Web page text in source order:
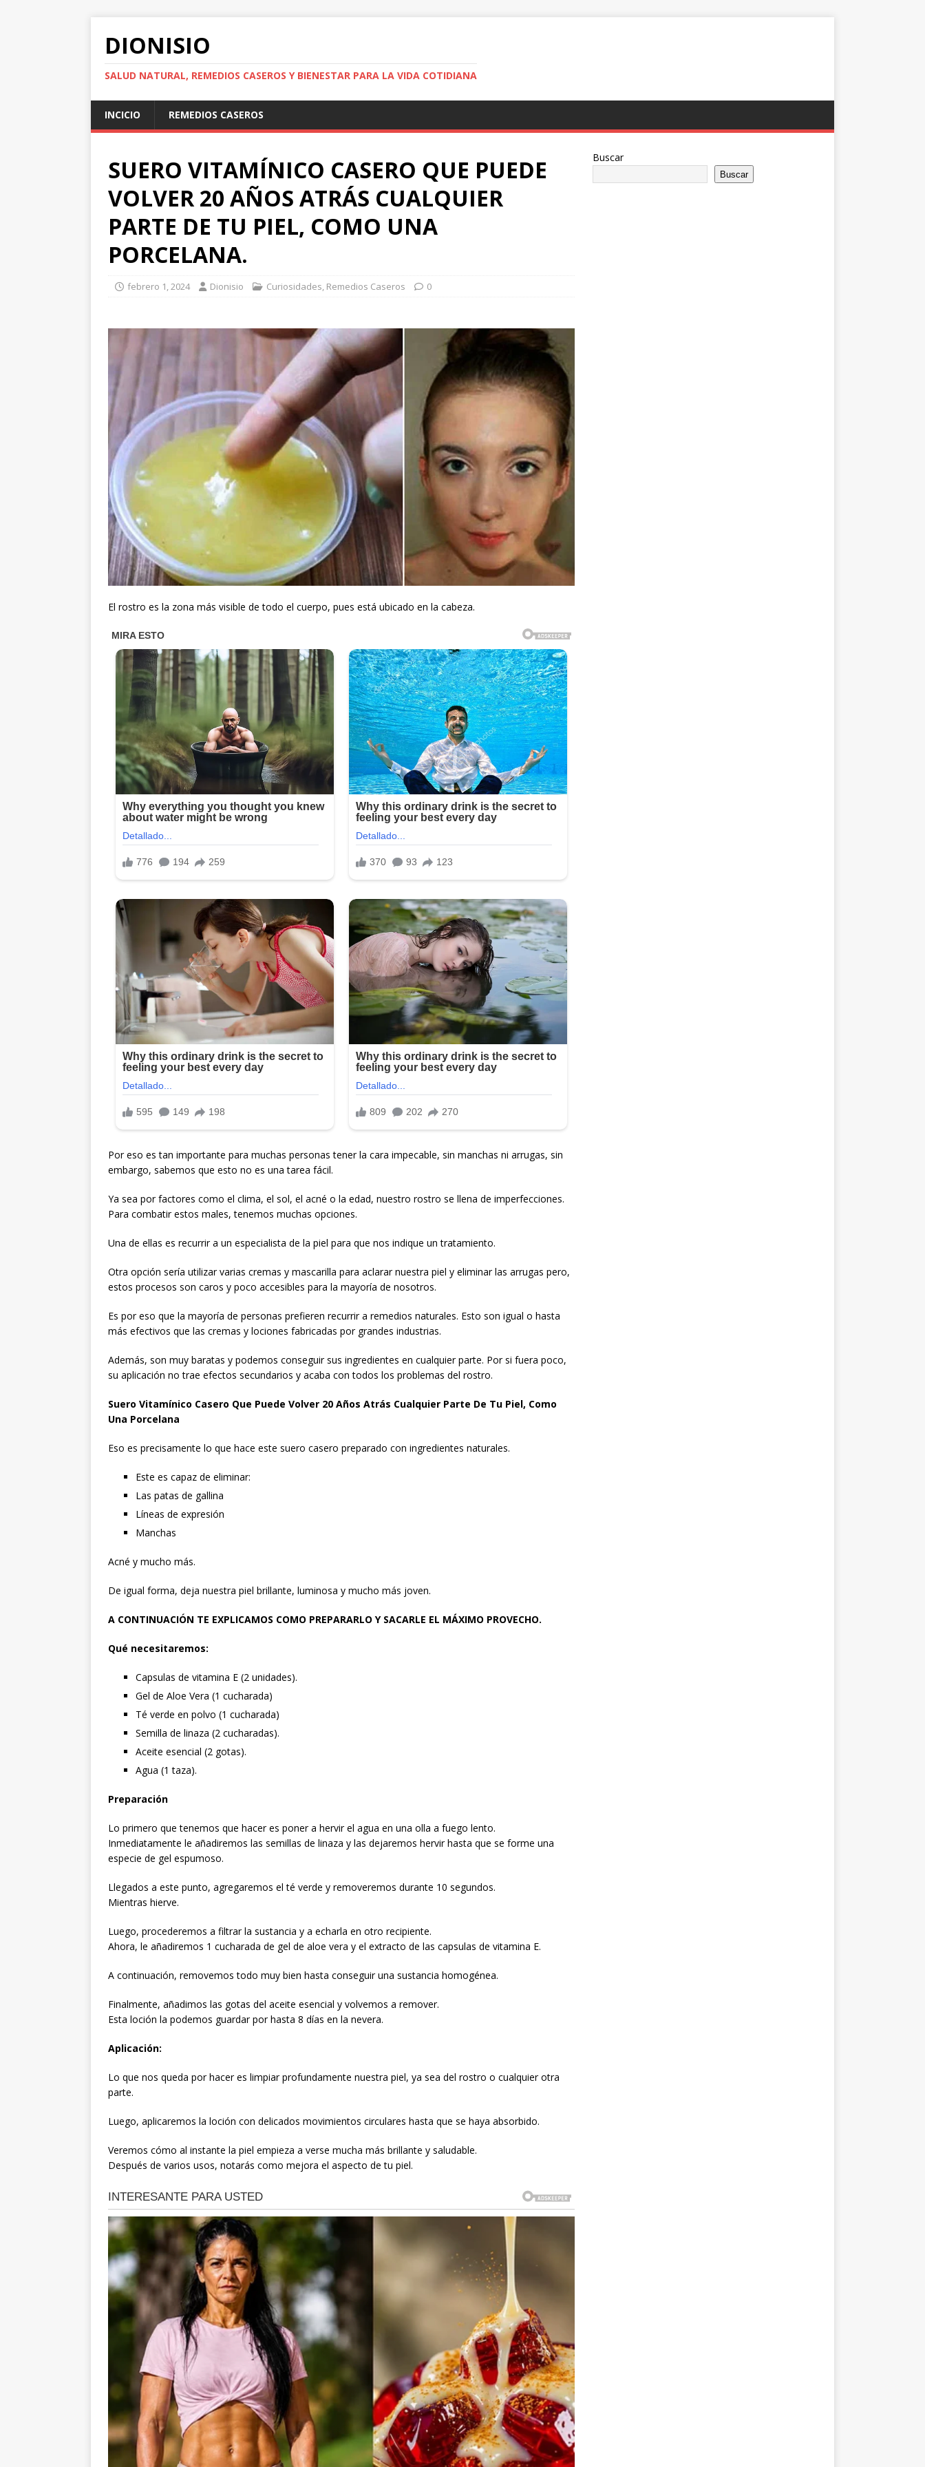
DIONISIO
SALUD NATURAL, REMEDIOS CASEROS Y BIENESTAR PARA LA VIDA COTIDIANA
INCICIO REMEDIOS CASEROS
SUERO VITAMÍNICO CASERO QUE PUEDE
VOLVER 20 AÑOS ATRÁS CUALQUIER
PARTE DE TU PIEL, COMO UNA
PORCELANA.
febrero 1, 2024 Dionisio Curiosidades, Remedios Caseros 0
El rostro es la zona más visible de todo el cuerpo, pues está ubicado en la cabeza.
Por eso es tan importante para muchas personas tener la cara impecable, sin manchas ni arrugas, sin
embargo, sabemos que esto no es una tarea fácil.
Ya sea por factores como el clima, el sol, el acné o la edad, nuestro rostro se llena de imperfecciones.
Para combatir estos males, tenemos muchas opciones.
Una de ellas es recurrir a un especialista de la piel para que nos indique un tratamiento.
Otra opción sería utilizar varias cremas y mascarilla para aclarar nuestra piel y eliminar las arrugas pero,
estos procesos son caros y poco accesibles para la mayoría de nosotros.
Es por eso que la mayoría de personas prefieren recurrir a remedios naturales. Esto son igual o hasta
más efectivos que las cremas y lociones fabricadas por grandes industrias.
Además, son muy baratas y podemos conseguir sus ingredientes en cualquier parte. Por si fuera poco,
su aplicación no trae efectos secundarios y acaba con todos los problemas del rostro.
Suero Vitamínico Casero Que Puede Volver 20 Años Atrás Cualquier Parte De Tu Piel, Como
Una Porcelana
Eso es precisamente lo que hace este suero casero preparado con ingredientes naturales.
Este es capaz de eliminar:
Las patas de gallina
Líneas de expresión
Manchas
Acné y mucho más.
De igual forma, deja nuestra piel brillante, luminosa y mucho más joven.
A CONTINUACIÓN TE EXPLICAMOS COMO PREPARARLO Y SACARLE EL MÁXIMO PROVECHO.
Qué necesitaremos:
Capsulas de vitamina E (2 unidades).
Gel de Aloe Vera (1 cucharada)
Té verde en polvo (1 cucharada)
Semilla de linaza (2 cucharadas).
Aceite esencial (2 gotas).
Agua (1 taza).
Preparación
Lo primero que tenemos que hacer es poner a hervir el agua en una olla a fuego lento.
Inmediatamente le añadiremos las semillas de linaza y las dejaremos hervir hasta que se forme una
especie de gel espumoso.
Llegados a este punto, agregaremos el té verde y removeremos durante 10 segundos.
Mientras hierve.
Luego, procederemos a filtrar la sustancia y a echarla en otro recipiente.
Ahora, le añadiremos 1 cucharada de gel de aloe vera y el extracto de las capsulas de vitamina E.
A continuación, removemos todo muy bien hasta conseguir una sustancia homogénea.
Finalmente, añadimos las gotas del aceite esencial y volvemos a remover.
Esta loción la podemos guardar por hasta 8 días en la nevera.
Aplicación:
Lo que nos queda por hacer es limpiar profundamente nuestra piel, ya sea del rostro o cualquier otra
parte.
Luego, aplicaremos la loción con delicados movimientos circulares hasta que se haya absorbido.
Veremos cómo al instante la piel empieza a verse mucha más brillante y saludable.
Después de varios usos, notarás como mejora el aspecto de tu piel.
Buscar
Buscar